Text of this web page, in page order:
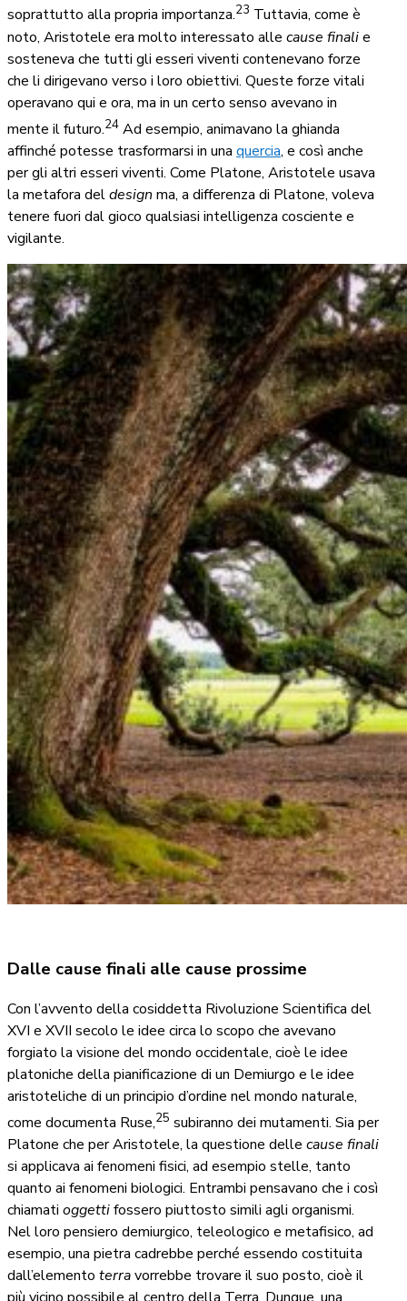
soprattutto alla propria importanza.23 Tuttavia, come è
noto, Aristotele era molto interessato alle cause finalie
sosteneva che tutti gli esseri viventi contenevano forze
che li dirigevano verso i loro obiettivi. Queste forze vitali
operavano qui e ora, ma in un certo senso avevano in
mente il futuro.24 Ad esempio, animavano la ghianda
affinché potesse trasformarsi in una quercia, e così anche
per gli altri esseri viventi. Come Platone, Aristotele usava
la metafora deldesign ma, a differenza di Platone, voleva
tenere fuori dal gioco qualsiasi intelligenza cosciente e
vigilante.
Dalle cause finali alle cause prossime
Con l’avvento della cosiddetta Rivoluzione Scientifica del
XVI e XVII secolo le idee circa lo scopo che avevano
forgiato la visione del mondo occidentale, cioè le idee
platoniche della pianificazione di un Demiurgo e le idee
aristoteliche di un principio d’ordine nel mondo naturale,
come documenta Ruse,25 subiranno dei mutamenti. Sia per
Platone che per Aristotele, la questione delle cause finali
si applicava ai fenomeni fisici, ad esempio stelle, tanto
quanto ai fenomeni biologici. Entrambi pensavano che i così
chiamati oggettifossero piuttosto simili agli organismi.
Nel loro pensiero demiurgico, teleologico e metafisico, ad
esempio, una pietra cadrebbe perché essendo costituita
dall’elemento terravorrebbe trovare il suo posto, cioè il